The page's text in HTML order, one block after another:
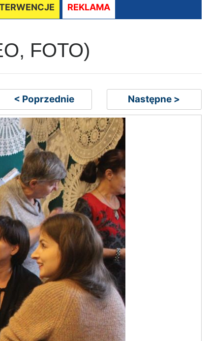
REKLAMA
FOTO)
< Poprzednie Następne >